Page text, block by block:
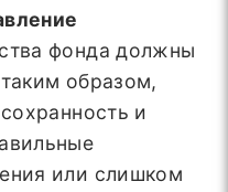
фонда должны
образом,
и
или слишком